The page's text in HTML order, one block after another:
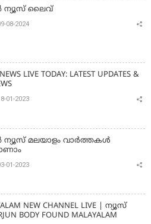
ന്യൂസ് ലൈവ്
08-2024
LIVE TODAY: LATEST UPDATES &
01-2023
ന്യൂസ് മലയാളം വാർത്തകൾ
01-2023
NEW CHANNEL LIVE | ന്യൂസ്
BODY FOUND MALAYALAM